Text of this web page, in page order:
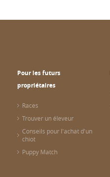
Pour les futurs
propriétaires
Races
Trouver un éleveur
Conseils pour l'achat d'un
chiot
Puppy Match